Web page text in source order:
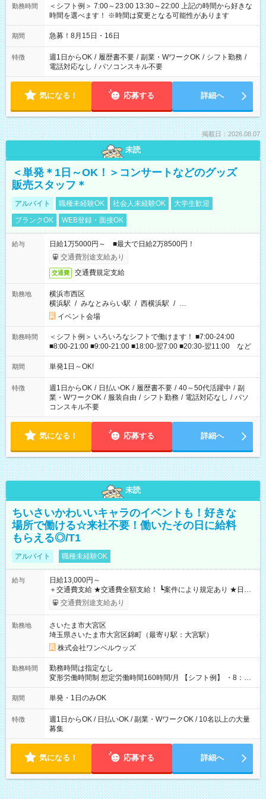
勤務時間
＜シフト例＞ 7:00～23:00 13:30～22:00 上記の時間から好きな
時間を選べます！ ※時間は変更となる可能性があります
期間 急募！8月15日・16日
特徴 週1日からOK / 履歴書不要 / 副業・WワークOK / シフト勤務 /
電話対応なし / パソコンスキル不要
気になる！ 応募する 詳細へ
掲載日：2026.08.07
未読
＜単発＊1日～OK！＞コンサートなどのグッズ
販売スタッフ＊
アルバイト 職種未経験OK 社会人未経験OK
大学生歓迎
ブランクOK
WEB登録・面接OK
給与
日給1万5000円～ ■最大で日給2万8500円！
交通費別途支給あり
交通費 交通費規定支給
勤務地
横浜市西区
横浜駅 / みなとみらい駅 / 西横浜駅 / …
イベント会場
勤務時間
＜シフト例＞ いろいろなシフトで働けます！ ■7:00-24:00
■8:00-21:00 ■9:00-21:00 ■18:00-翌7:00 ■20:30-翌11:00 など
期間 単発1日～OK!
特徴 週1日からOK / 日払いOK / 履歴書不要 / 40～50代活躍中 / 副
業・WワークOK / 服装自由 / シフト勤務 / 電話対応なし / パソ
コンスキル不要
気になる！ 応募する 詳細へ
未読
ちいさいかわいいキャラのイベントも！好きな
場所で働ける☆来社不要！働いたその日に給料
もらえる◎/T1
アルバイト 職種未経験OK
給与
日給13,000円～
＋交通費支給 ★交通費全額支給！ ┗案件により規定あり ★日払
いOK！（規定あり） ┗働いたその日に現金GET♪ お仕事後はコ
ンビニATMから 日払い分を引き落とせます！ 【試用期間】試
交通費別途支給あり
勤務地
さいたま市大宮区
埼玉県さいたま市大宮区錦町（最寄り駅：大宮駅）
株式会社ワンベルウッズ
勤務時間
勤務時間は指定なし
変形労働時間制 想定労働時間160時間/月 【シフト例】 ・8：00
～21：00
期間 単発・1日のみOK
特徴
週1日からOK / 日払いOK / 副業・WワークOK / 10名以上の大量
募集
気になる！ 応募する 詳細へ